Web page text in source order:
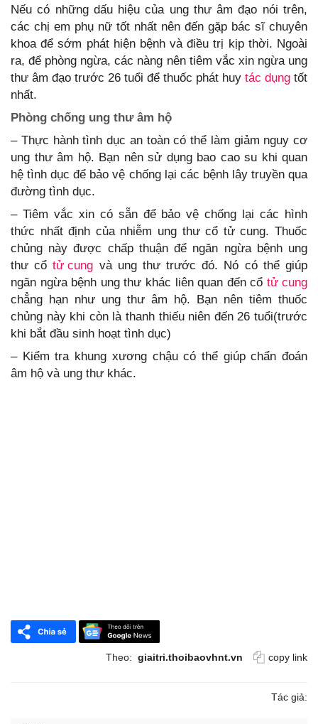
Nếu có những dấu hiệu của ung thư âm đạo nói trên,
các chị em phụ nữ tốt nhất nên đến gặp bác sĩ chuyên
khoa để sớm phát hiện bệnh và điều trị kịp thời. Ngoài
ra, để phòng ngừa, các nàng nên tiêm vắc xin ngừa ung
thư âm đạo trước 26 tuổi để thuốc phát huy tác dụng tốt
nhất.
Phòng chống ung thư âm hộ
– Thực hành tình dục an toàn có thể làm giảm nguy cơ
ung thư âm hộ. Bạn nên sử dụng bao cao su khi quan
hệ tình dục để bảo vệ chống lại các bệnh lây truyền qua
đường tình dục.
– Tiêm vắc xin có sẵn để bảo vệ chống lại các hình
thức nhất định của nhiễm ung thư cổ tử cung. Thuốc
chủng này được chấp thuận để ngăn ngừa bệnh ung
thư cổtử cung và ung thư trước đó. Nó có thể giúp
ngăn ngừa bệnh ung thư khác liên quan đến cổ tử cung
chẳng hạn như ung thư âm hộ. Bạn nên tiêm thuốc
chủng này khi còn là thanh thiếu niên đến 26 tuổi(trước
khi bắt đầu sinh hoạt tình dục)
– Kiểm tra khung xương chậu có thể giúp chẩn đoán
âm hộ và ung thư khác.
Theo: giaitri.thoibaovhnt.vn copy link
Tác giả: